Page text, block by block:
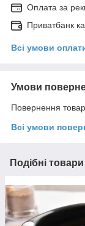
Оплата за
Приватбанк
Всі умови
Умови
Повернення
Всі умови
Подібні